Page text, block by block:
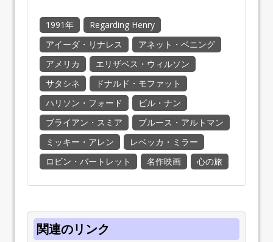
1991年
Regarding Henry
アイーダ・リナレス
アネット・ベニング
アメリカ
エリザベス・ウィルソン
サタシネ
ドナルド・モファット
ハリソン・フォード
ビル・ナン
ブライアン・スミア
ブルース・アルトマン
ミッキー・アレン
レベッカ・ミラー
ロビン・バートレット
名作映画 心の旅
関連のリンク